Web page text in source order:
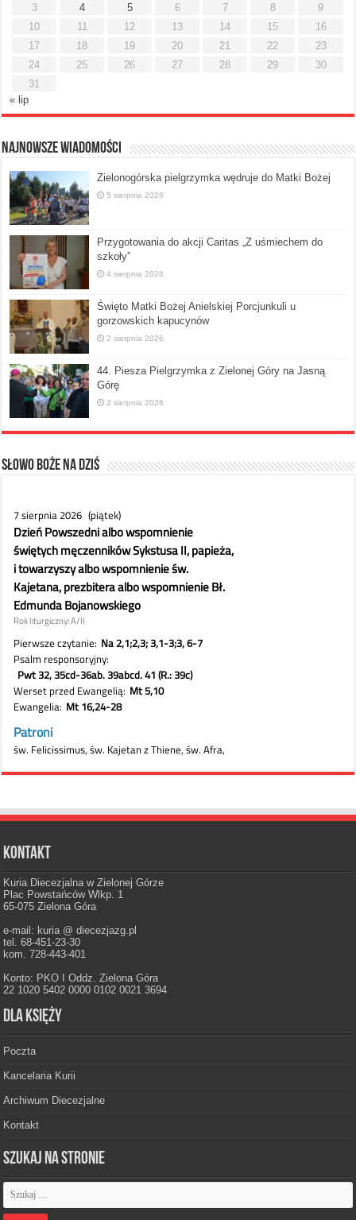
3
4 5 6 7 8
9
10
11 12 13 14 15
16
17
18 19 20 21 22
23
24
25 26 27 28 29
30
31
« lip
Najnowsze Wiadomości
Zielonogórska pielgrzymka wędruje do Matki Bożej
5 sierpnia 2026
Przygotowania do akcji Caritas „Z uśmiechem do
szkoły”
4 sierpnia 2026
Święto Matki Bożej Anielskiej Porcjunkuli u
gorzowskich kapucynów
2 sierpnia 2026
44. Piesza Pielgrzymka z Zielonej Góry na Jasną
Górę
2 sierpnia 2026
Słowo Boże na dziś
Kontakt
Kuria Diecezjalna w Zielonej Górze
Plac Powstańców Wlkp. 1
65-075 Zielona Góra
e-mail: kuria @ diecezjazg.pl
tel. 68-451-23-30
kom. 728-443-401
Konto: PKO I Oddz. Zielona Góra
22 1020 5402 0000 0102 0021 3694
Dla księży
Poczta
Kancelaria Kurii
Archiwum Diecezjalne
Kontakt
Szukaj na stronie